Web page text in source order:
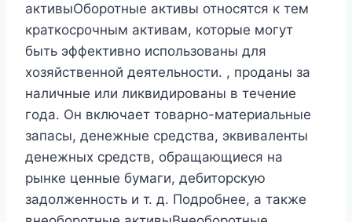
активыОборотные активы относятся к тем
краткосрочным активам, которые могут
быть эффективно использованы для
хозяйственной деятельности. , проданы за
наличные или ликвидированы в течение
года. Он включает товарно-материальные
запасы, денежные средства, эквиваленты
денежных средств, обращающиеся на
рынке ценные бумаги, дебиторскую
задолженность и т. д. Подробнее, а также